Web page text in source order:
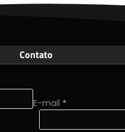
Contato
E-mail *